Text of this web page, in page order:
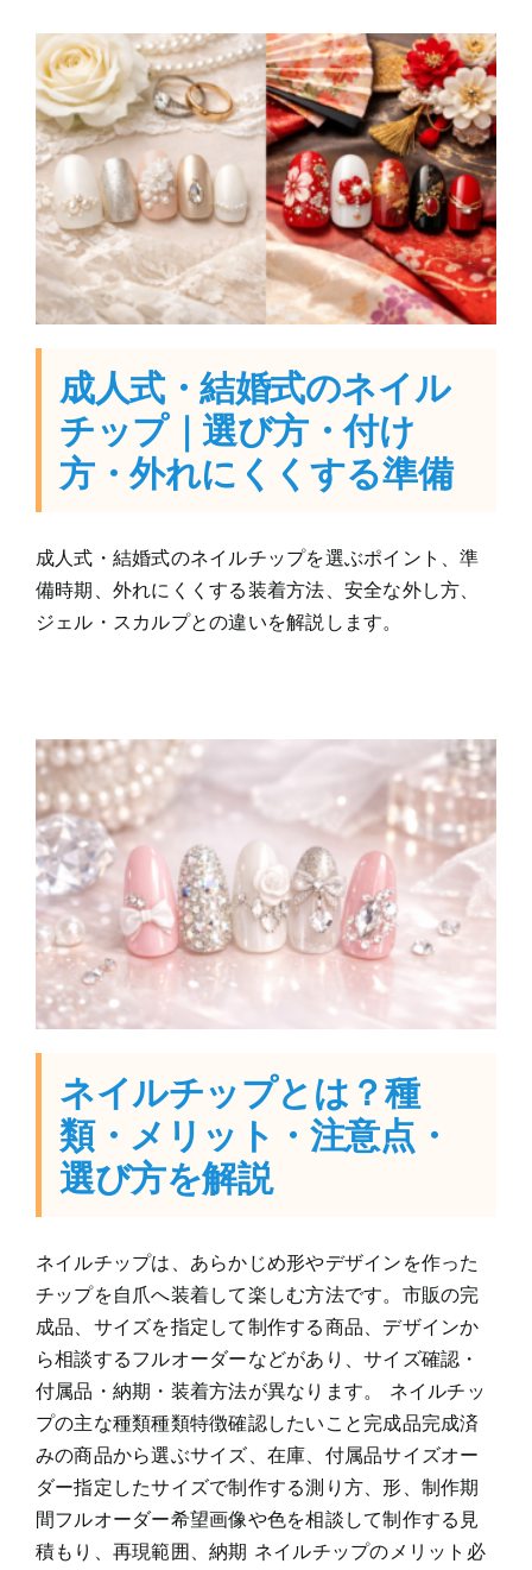
成人式・結婚式のネイル
チップ｜選び方・付け
方・外れにくくする準備
成人式・結婚式のネイルチップを選ぶポイント、準
備時期、外れにくくする装着方法、安全な外し方、
ジェル・スカルプとの違いを解説します。
ネイルチップとは？種
類・メリット・注意点・
選び方を解説
ネイルチップは、あらかじめ形やデザインを作った
チップを自爪へ装着して楽しむ方法です。市販の完
成品、サイズを指定して制作する商品、デザインか
ら相談するフルオーダーなどがあり、サイズ確認・
付属品・納期・装着方法が異なります。 ネイルチッ
プの主な種類種類特徴確認したいこと完成品完成済
みの商品から選ぶサイズ、在庫、付属品サイズオー
ダー指定したサイズで制作する測り方、形、制作期
間フルオーダー希望画像や色を相談して制作する見
積もり、再現範囲、納期 ネイルチップのメリット必